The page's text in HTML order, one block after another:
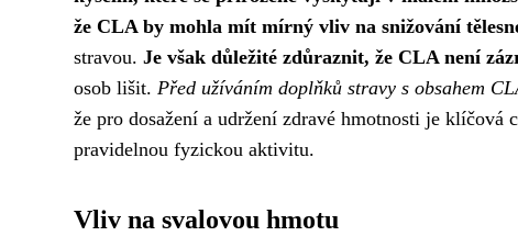
že CLA by mohla mít mírný vliv na snižování
stravou. Je však důležité zdůraznit, že CLA není
osob lišit. Před užíváním doplňků stravy s obsahem
že pro dosažení a udržení zdravé hmotnosti je
pravidelnou fyzickou aktivitu.
Vliv na svalovou hmotu